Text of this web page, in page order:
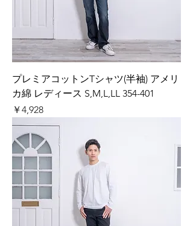
プレミアコットンTシャツ(半袖) アメリ
カ綿 レディース S,M,L,LL 354-401
価格
￥4,928